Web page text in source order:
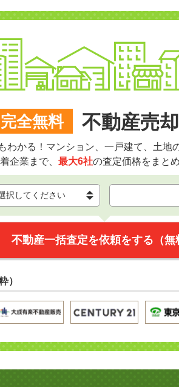
完全無料 不動産売
わかる！マンション、一戸建て、土地
企業まで、 最大6社の査定価格をまと
不動産一括査定を依頼をする（無
）